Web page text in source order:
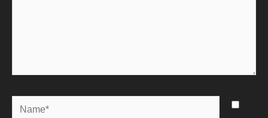
Name*